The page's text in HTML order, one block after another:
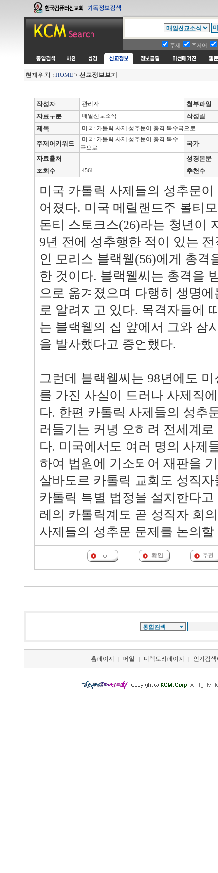
주제 주제어
현재위치 : HOME > 선교정보보기
작성자 관리자
첨부파일
자료구분
매일선교소식
작성일
제목
미국: 카톨릭 사제 성추문이 총격 복수극으로
주제어키워드
미국: 카톨릭 사제 성추문이 총격 복수
극으로
국가
자료출처
성경본문
조회수
4561 추천수
미국 카톨릭 사제들의 성추문
어졌다. 미국 메릴랜드주 볼티
돈티 스토크스(26)라는 청년이
9년 전에 성추행한 적이 있는
인 모리스 블랙웰(56)에게 총격
한 것이다. 블랙웰씨는 총격을
으로 옮겨졌으며 다행히 생명
로 알려지고 있다. 목격자들에
는 블랙웰의 집 앞에서 그와 잠
을 발사했다고 증언했다.
그런데 블랙웰씨는 98년에도
를 가진 사실이 드러나 사제직
다. 한편 카톨릭 사제들의 성추
러들기는 커녕 오히려 전세계
다. 미국에서도 여러 명의 사제
하여 법원에 기소되어 재판을
살바도르 카톨릭 교회도 성직
카톨릭 특별 법정을 설치한다
레의 카톨릭계도 곧 성직자 회
사제들의 성추문 문제를 논의할
홈페이지 | 메일 | 디렉토리페이지 | 인기검색